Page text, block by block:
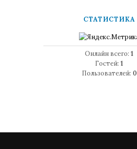
СТАТИСТИКА
Онлайн всего: 1
Гостей: 1
Пользователей: 0